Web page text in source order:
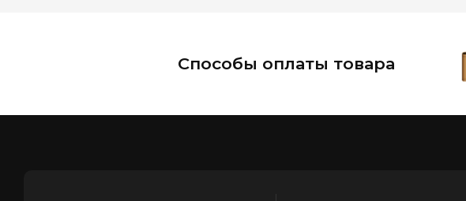
Способы оплаты товара